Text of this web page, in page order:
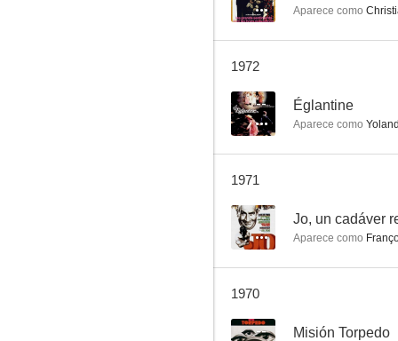
Aparece como
1972
-- Églantine
Aparece como
1971
-- Jo, un cadáver
Aparece como
1970
-- Misión Torpedo